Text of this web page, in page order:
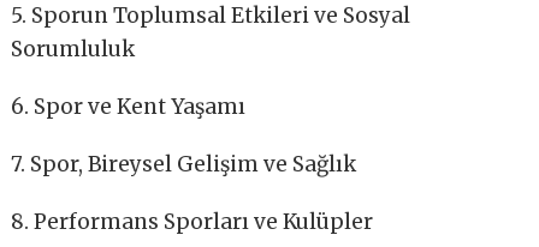
5. Sporun Toplumsal Etkileri ve Sosyal
Sorumluluk
6. Spor ve Kent Yaşamı
7. Spor, Bireysel Gelişim ve Sağlık
8. Performans Sporları ve Kulüpler